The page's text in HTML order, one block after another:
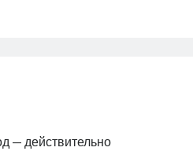
— действительно